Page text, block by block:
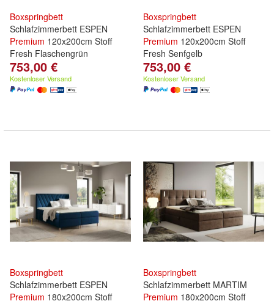
Boxspringbett
Schlafzimmerbett ESPEN
Premium 120x200cm Stoff
Fresh Flaschengrün
753,00 €
Kostenloser Versand
Boxspringbett
Schlafzimmerbett ESPEN
Premium 120x200cm Stoff
Fresh Senfgelb
753,00 €
Kostenloser Versand
Boxspringbett
Schlafzimmerbett ESPEN
Premium 180x200cm Stoff
Boxspringbett
Schlafzimmerbett MARTIM
Premium 180x200cm Stoff